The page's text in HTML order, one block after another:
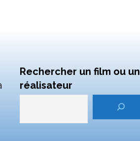
Rechercher un film ou un
réalisateur